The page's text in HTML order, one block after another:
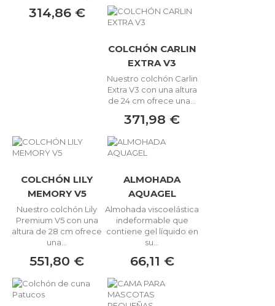
314,86 €
COLCHÓN CARLIN
EXTRA V3
Nuestro colchón Carlin
Extra V3 con una altura
de 24 cm ofrece una...
371,98 €
COLCHÓN LILY
MEMORY V5
Nuestro colchón Lily
Premium V5 con una
altura de 28 cm ofrece
una...
551,80 €
ALMOHADA
AQUAGEL
Almohada viscoelástica
indeformable que
contiene gel líquido en
su...
66,11 €